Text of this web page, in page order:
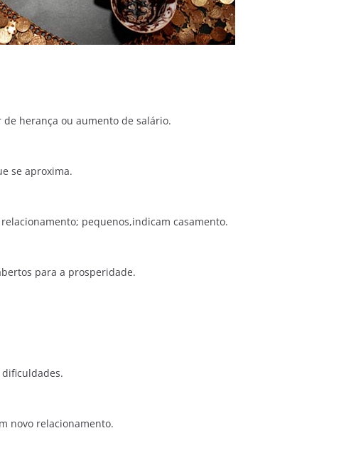
herança ou aumento de salário.
se aproxima.
pequenos,indicam casamento.
para a prosperidade.
novo relacionamento.